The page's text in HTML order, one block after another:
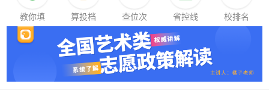
教你填 算投档 查位次 省控线 校排名